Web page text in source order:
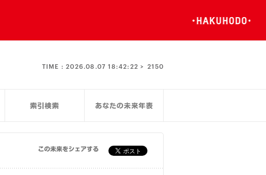
TIME :2026.08.07 18:42:23 > 2150
この未来をシェアする